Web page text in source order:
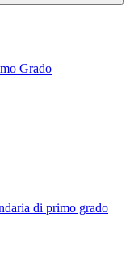
Grado
di primo grado